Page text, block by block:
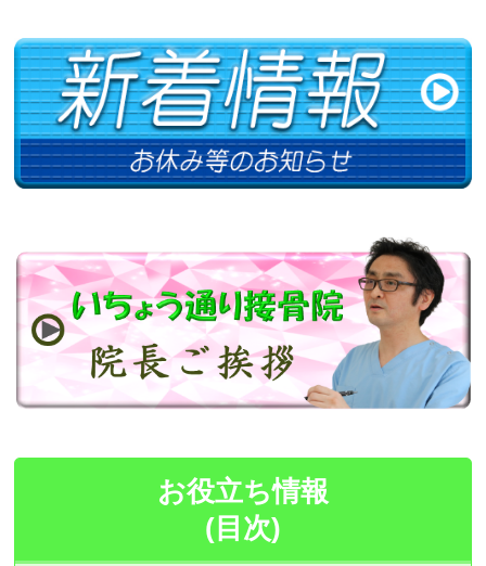
お役立ち情報
(目次)